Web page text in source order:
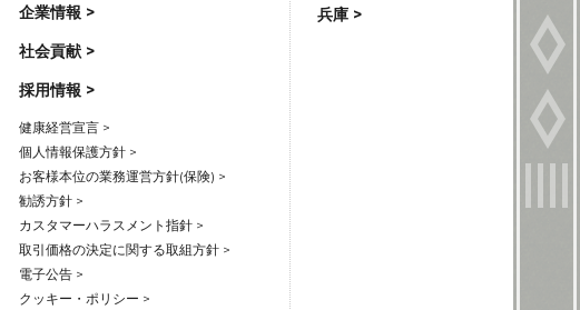
企業情報 >
社会貢献 >
採用情報 >
健康経営宣言 >
個人情報保護方針 >
お客様本位の業務運営方針(保険) >
勧誘方針 >
カスタマーハラスメント指針 >
取引価格の決定に関する取組方針 >
電子公告 >
クッキー・ポリシー >
兵庫 >